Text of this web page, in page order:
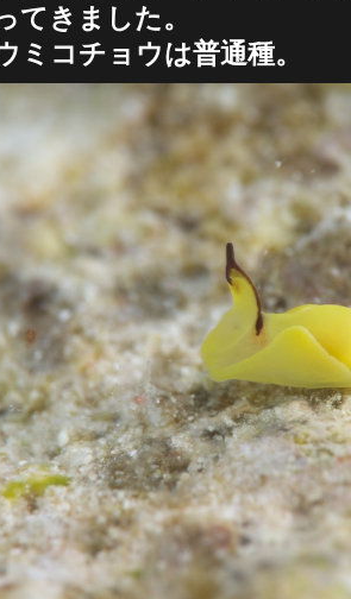
てきました。
ミコチョウは普通種。